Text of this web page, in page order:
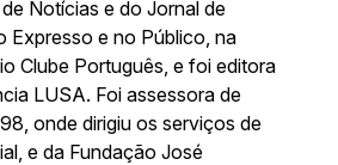
Notícias e do Jornal de
Expresso e no Público, na
Clube Português, e foi editora
LUSA. Foi assessora de
onde dirigiu os serviços de
e da Fundação José